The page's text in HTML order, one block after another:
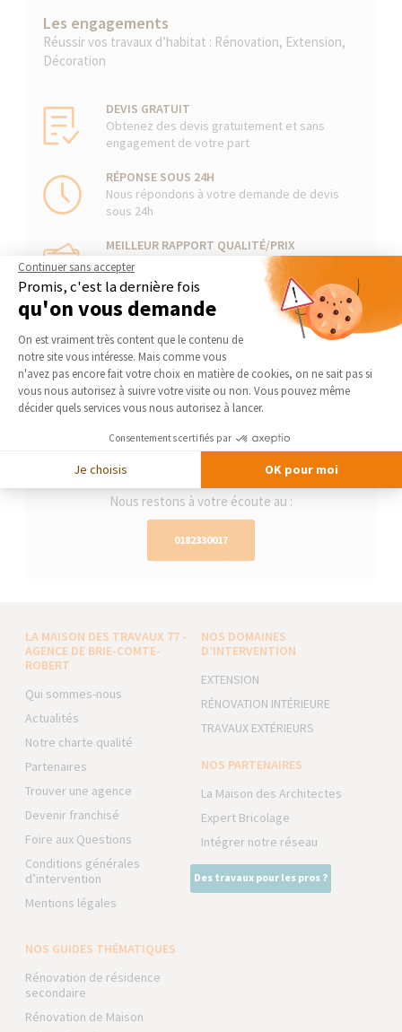
Les engagements
Réussir vos travaux d’habitat : Rénovation, Extension,
Décoration
DEVIS GRATUIT
Obtenez des devis gratuitement et sans
engagement de votre part
RÉPONSE SOUS 24H
Nous répondons à votre demande de devis
sous 24h
MEILLEUR RAPPORT QUALITÉ/PRIX
Nous recherchons en permanence le rapport
qualité/prix optimal
ARTISANS DE QUALITÉ
Nos artisans s’engagent tous à respecter
notre “Charte Qualité Travaux”
DANS TOUTE LA FRANCE
Une présence locale forte grâce à nos 240
agences partout en France
Nous restons à votre écoute au :
0182330017
LA MAISON DES TRAVAUX 77 -
AGENCE DE BRIE-COMTE-
ROBERT
Qui sommes-nous
Actualités
Notre charte qualité
Partenaires
Trouver une agence
Devenir franchisé
Foire aux Questions
Conditions générales
d’intervention
Mentions légales
NOS DOMAINES
D’INTERVENTION
EXTENSION
RÉNOVATION INTÉRIEURE
TRAVAUX EXTÉRIEURS
NOS PARTENAIRES
La Maison des Architectes
Expert Bricolage
Intégrer notre réseau
Des travaux pour les pros ?
NOS GUIDES THÉMATIQUES
Rénovation de résidence
secondaire
Rénovation de Maison
Continuer sans accepter
Promis, c'est la dernière fois
qu'on vous demande
Plateforme de Gestion du
On est vraiment très content que le contenu de
notre site vous intéresse. Mais comme vous
n'avez pas encore fait votre choix en matière de cookies, on ne sait pas si
vous nous autorisez à suivre votre visite ou non. Vous pouvez même
décider quels services vous nous autorisez à lancer.
Consentements certifiés par
Je choisis OK pour moi
Axeptio consent